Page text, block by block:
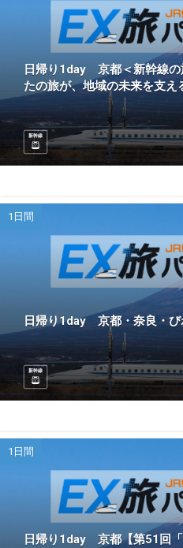
日帰り1day 京都＜新幹線
たの旅が、地域の未来を支え
新幹線
1日間
日帰り1day 京都・奈良・び
新幹線
1日間
日帰り1day 京都【第51回